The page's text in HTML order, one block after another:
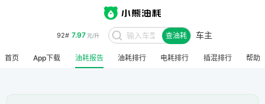
92# 7.97元/升 查油耗 车主
首页 App下载 油耗报告 油耗排行 电耗排行 插混排行 帮助